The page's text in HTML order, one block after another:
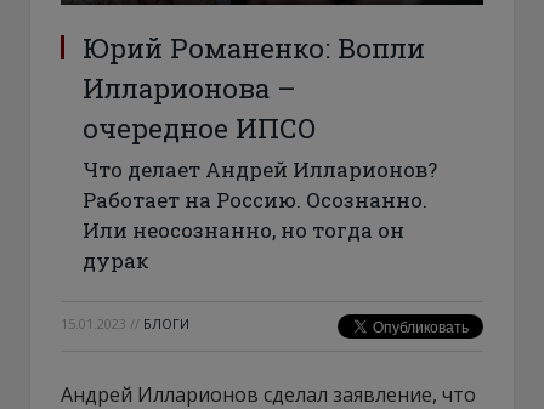
Юрий Романенко: Вопли
Илларионова –
очередное ИПСО
Что делает Андрей Илларионов?
Работает на Россию. Осознанно.
Или неосознанно, но тогда он
дурак
15.01.2023 // БЛОГИ
Андрей Илларионов сделал заявление, что